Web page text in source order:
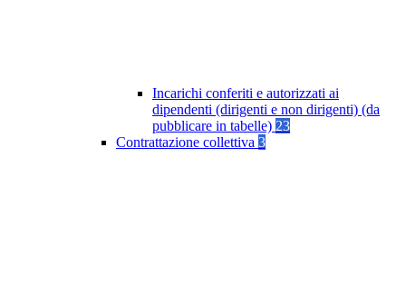
Incarichi conferiti e autorizzati ai
dipendenti (dirigenti e non dirigenti) (da
pubblicare in tabelle) 23
Contrattazione collettiva 3